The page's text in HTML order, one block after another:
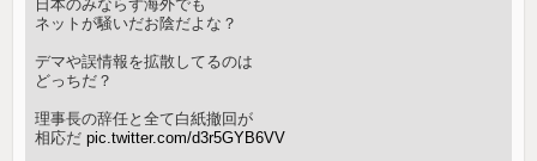
日本のみならず海外でも
ネットが騒いだお陰だよな？
デマや誤情報を拡散してるのは
どっちだ？
理事長の辞任と全て白紙撤回が
相応だpic.twitter.com/d3r5GYB6VV